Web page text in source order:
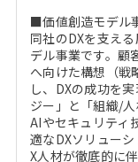
■価値創造モデル
同社のDXを支え
デル事業です。顧
へ向けた構想（
し、DXの成功を
ジー」と「組織/
AIやセキュリティ
適なDXソリュー
X人材が徹底的に